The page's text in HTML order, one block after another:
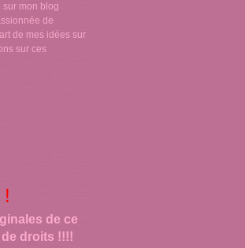
sur mon blog
de
de mes idées sur
sur ces
de ce
droits !!!!